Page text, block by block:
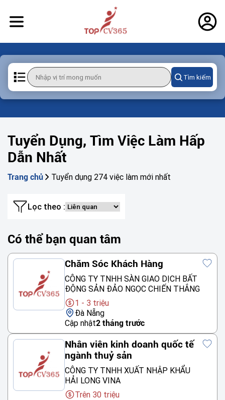
Tìm kiếm
Tuyển Dụng, Tìm Việc Làm Hấp
Dẫn Nhất
Trang chủ Tuyển dụng 274 việc làm mới nhất
Lọc theo :
Chăm Sóc Khách Hàng
CÔNG TY TNHH SÀN GIAO DỊCH BẤT
ĐỘNG SẢN ĐẢO NGỌC CHIẾN THẮNG
1 - 3 triệu
Đà Nẵng
Cập nhật2 tháng trước
Nhân viên kinh doanh quốc tế
ngành thuỷ sản
CÔNG TY TNHH XUẤT NHẬP KHẨU
HẢI LONG VINA
Trên 30 triệu
Có thể bạn quan tâm